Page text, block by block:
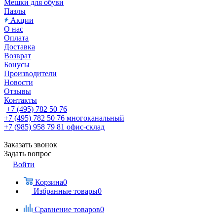
Мешки для обуви
Пазлы
Акции
О нас
Оплата
Доставка
Возврат
Бонусы
Производители
Новости
Отзывы
Контакты
+7 (495) 782 50 76
+7 (495) 782 50 76 многоканальный
+7 (985) 958 79 81 офис-склад
Заказать звонок
Задать вопрос
Войти
Корзина0
Избранные товары0
Сравнение товаров0